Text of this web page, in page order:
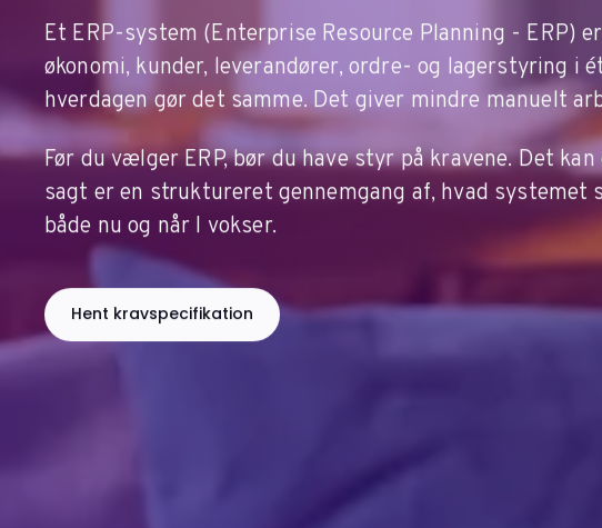
Et ERP-system (Enterprise Resource Planning - ERP)
økonomi, kunder, leverandører, ordre- og lagerstyring i
hverdagen gør det samme. Det giver mindre manuelt
Før du vælger ERP, bør du have styr på kravene. Det
sagt er en struktureret gennemgang af, hvad systemet
både nu og når I vokser.
Hent kravspecifikation